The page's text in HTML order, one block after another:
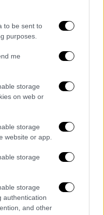
to be sent to
purposes.
me
storage
on web or
storage
website or app.
storage
storage
authentication
and other
MSF)
του
τελευταία
συστήματος υγείας
μέσω X,
νοσοκομείο
, στο νότιο τμήμα
νοσοκομεία που
«τα
σε λειτουργία»,
από